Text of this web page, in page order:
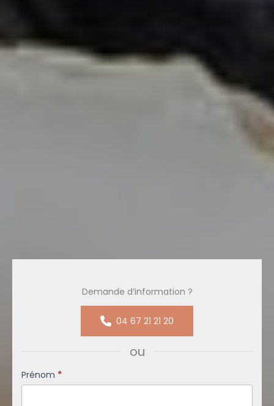
Demande d’information ?
04 67 21 21 20
ou
Formulaire
simple
Prénom *